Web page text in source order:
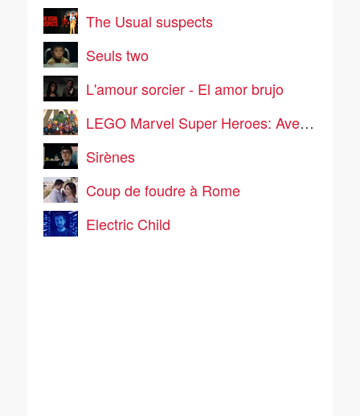
The Usual suspects
Seuls two
L'amour sorcier - El amor brujo
LEGO Marvel Super Heroes: Avengers Reassembled!
Sirènes
Coup de foudre à Rome
Electric Child